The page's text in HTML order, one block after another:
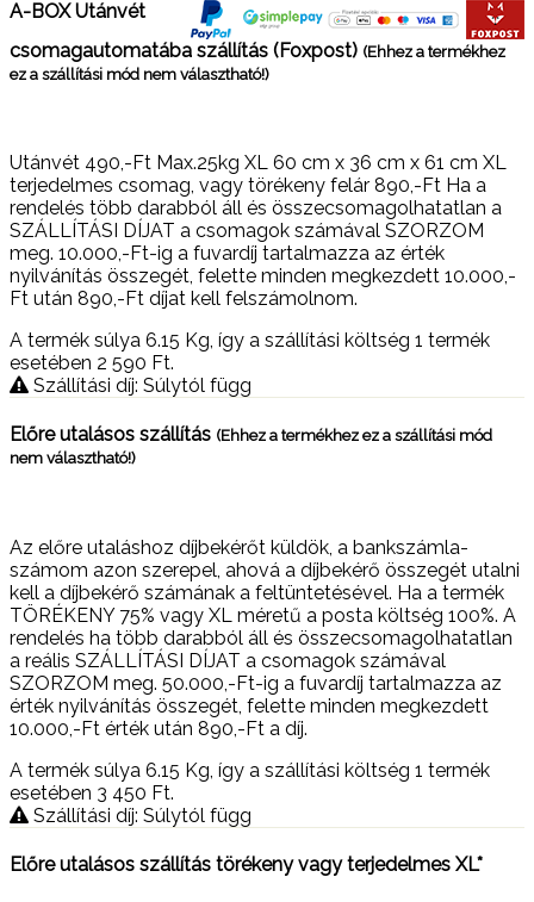
A-BOX Utánvét
csomagautomatába szállítás (Foxpost) (Ehhez a termékhez
ez a szállítási mód nem választható!)
Utánvét 490,-Ft Max.25kg XL 60 cm x 36 cm x 61 cm XL
terjedelmes csomag, vagy törékeny felár 890,-Ft Ha a
rendelés több darabból áll és összecsomagolhatatlan a
SZÁLLÍTÁSI DÍJAT a csomagok számával SZORZOM
meg. 10.000,-Ft-ig a fuvardíj tartalmazza az érték
nyilvánítás összegét, felette minden megkezdett 10.000,-
Ft után 890,-Ft díjat kell felszámolnom.
A termék súlya 6.15 Kg, így a szállítási költség 1 termék
esetében 2 590 Ft.
Szállítási díj: Súlytól függ
Előre utalásos szállítás (Ehhez a termékhez ez a szállítási mód
nem választható!)
Az előre utaláshoz díjbekérőt küldök, a bankszámla-
számom azon szerepel, ahová a díjbekérő összegét utalni
kell a díjbekérő számának a feltüntetésével. Ha a termék
TÖRÉKENY 75% vagy XL méretű a posta költség 100%. A
rendelés ha több darabból áll és összecsomagolhatatlan
a reális SZÁLLÍTÁSI DÍJAT a csomagok számával
SZORZOM meg. 50.000,-Ft-ig a fuvardíj tartalmazza az
érték nyilvánítás összegét, felette minden megkezdett
10.000,-Ft érték után 890,-Ft a díj.
A termék súlya 6.15 Kg , így a szállítási költség 1 termék
esetében 3 450 Ft.
Szállítási díj: Súlytól függ
Előre utalásos szállítás törékeny vagy terjedelmes XL*